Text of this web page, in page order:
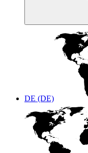
DE (DE)